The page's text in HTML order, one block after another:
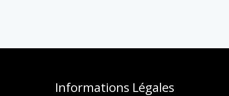
Informations Légales